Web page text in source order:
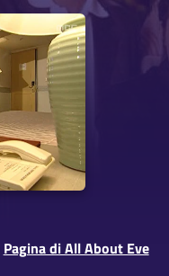
Pagina di All About Eve